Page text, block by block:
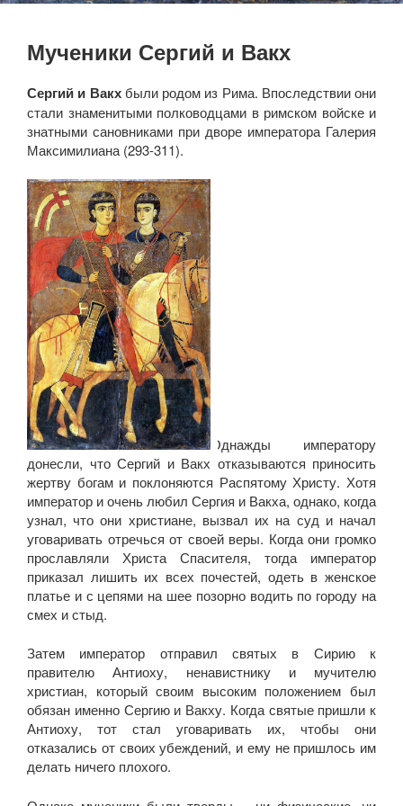
Мученики Сергий и Вакх
Сергий и Вакхбыли родом из Рима. Впоследствии они
стали знаменитыми полководцами в римском войске и
знатными сановниками при дворе императора Галерия
Максимилиана (293-311).
Однажды императору
донесли, что Сергий и Вакх отказываются приносить
жертву богам и поклоняются Распятому Христу. Хотя
император и очень любил Сергия и Вакха, однако, когда
узнал, что они христиане, вызвал их на суд и начал
уговаривать отречься от своей веры. Когда они громко
прославляли Христа Спасителя, тогда император
приказал лишить их всех почестей, одеть в женское
платье и с цепями на шее позорно водить по городу на
смех и стыд.
Затем император отправил святых в Сирию к
правителю Антиоху, ненавистнику и мучителю
христиан, который своим высоким положением был
обязан именно Сергию и Вакху. Когда святые пришли к
Антиоху, тот стал уговаривать их, чтобы они
отказались от своих убеждений, и ему не пришлось им
делать ничего плохого.